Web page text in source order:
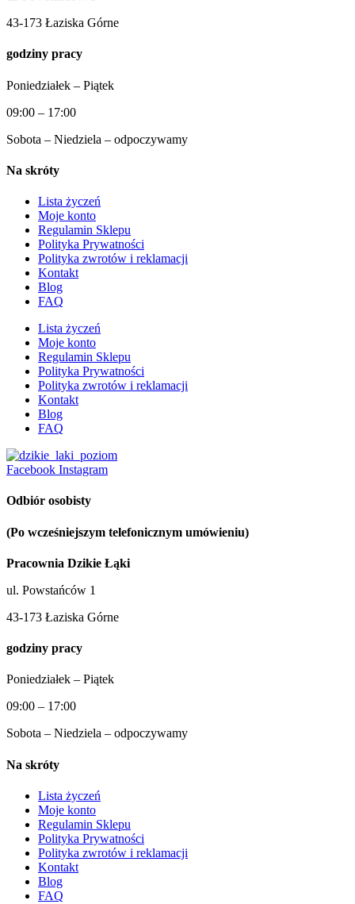
43-173 Łaziska Górne
godziny pracy
Poniedziałek – Piątek
09:00 – 17:00
Sobota – Niedziela – odpoczywamy
Na skróty
Lista życzeń
Moje konto
Regulamin Sklepu
Polityka Prywatności
Polityka zwrotów i reklamacji
Kontakt
Blog
FAQ
Lista życzeń
Moje konto
Regulamin Sklepu
Polityka Prywatności
Polityka zwrotów i reklamacji
Kontakt
Blog
FAQ
Facebook Instagram
Odbiór osobisty
(Po wcześniejszym telefonicznym umówieniu)
Pracownia Dzikie Łąki
ul. Powstańców 1
43-173 Łaziska Górne
godziny pracy
Poniedziałek – Piątek
09:00 – 17:00
Sobota – Niedziela – odpoczywamy
Na skróty
Lista życzeń
Moje konto
Regulamin Sklepu
Polityka Prywatności
Polityka zwrotów i reklamacji
Kontakt
Blog
FAQ